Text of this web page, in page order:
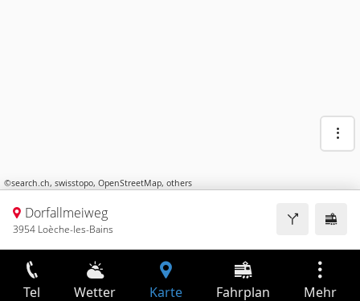
©search.ch, swisstopo, OpenStreetMap, others
Dorfallmeiweg
3954 Loèche-les-Bains
Tel Wetter Karte Fahrplan Mehr